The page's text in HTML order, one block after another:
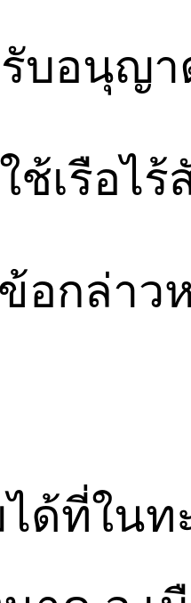
บอนุญา
ช้เรือไ
อกล่าว
ด้ที่ในท